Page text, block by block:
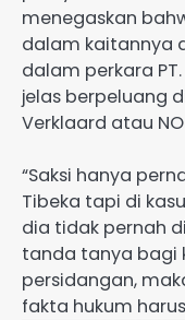
menegaskan
dalam kaitannya
dalam perkara
jelas berpeluang
Verklaard atau NO
“Saksi hanya
Tibeka tapi di
dia tidak pernah
tanda tanya bagi
persidangan,
fakta hukum